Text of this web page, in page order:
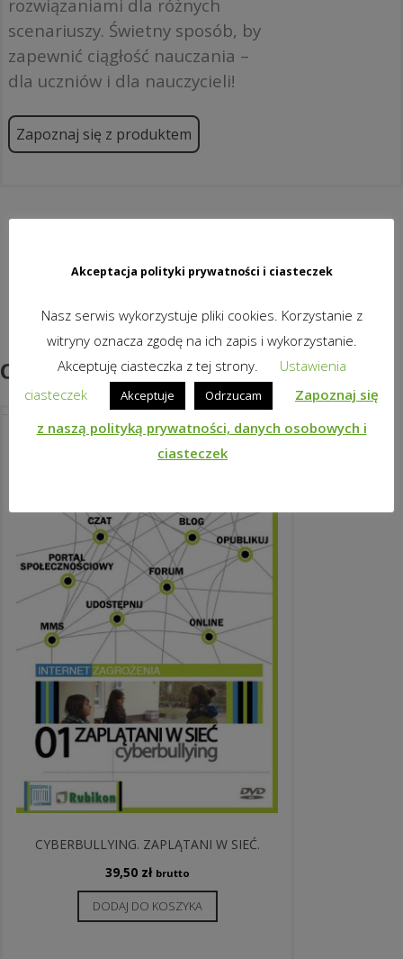
rozwiązaniami dla różnych
scenariuszy. Świetny sposób, by
zapewnić ciągłość nauczania –
dla uczniów i dla nauczycieli!
Zapoznaj się z produktem
Oferta Specjalna
CYBERBULLYING. ZAPLĄTANI W SIEĆ.
39,50 zł brutto
DODAJ DO KOSZYKA
Akceptacja polityki prywatności i ciasteczek
Nasz serwis wykorzystuje pliki cookies. Korzystanie z
witryny oznacza zgodę na ich zapis i wykorzystanie.
Akceptuję ciasteczka z tej strony.
Ustawienia
ciasteczek
Akceptuje Odrzucam
Zapoznaj się
z naszą polityką prywatności, danych osobowych i
ciasteczek